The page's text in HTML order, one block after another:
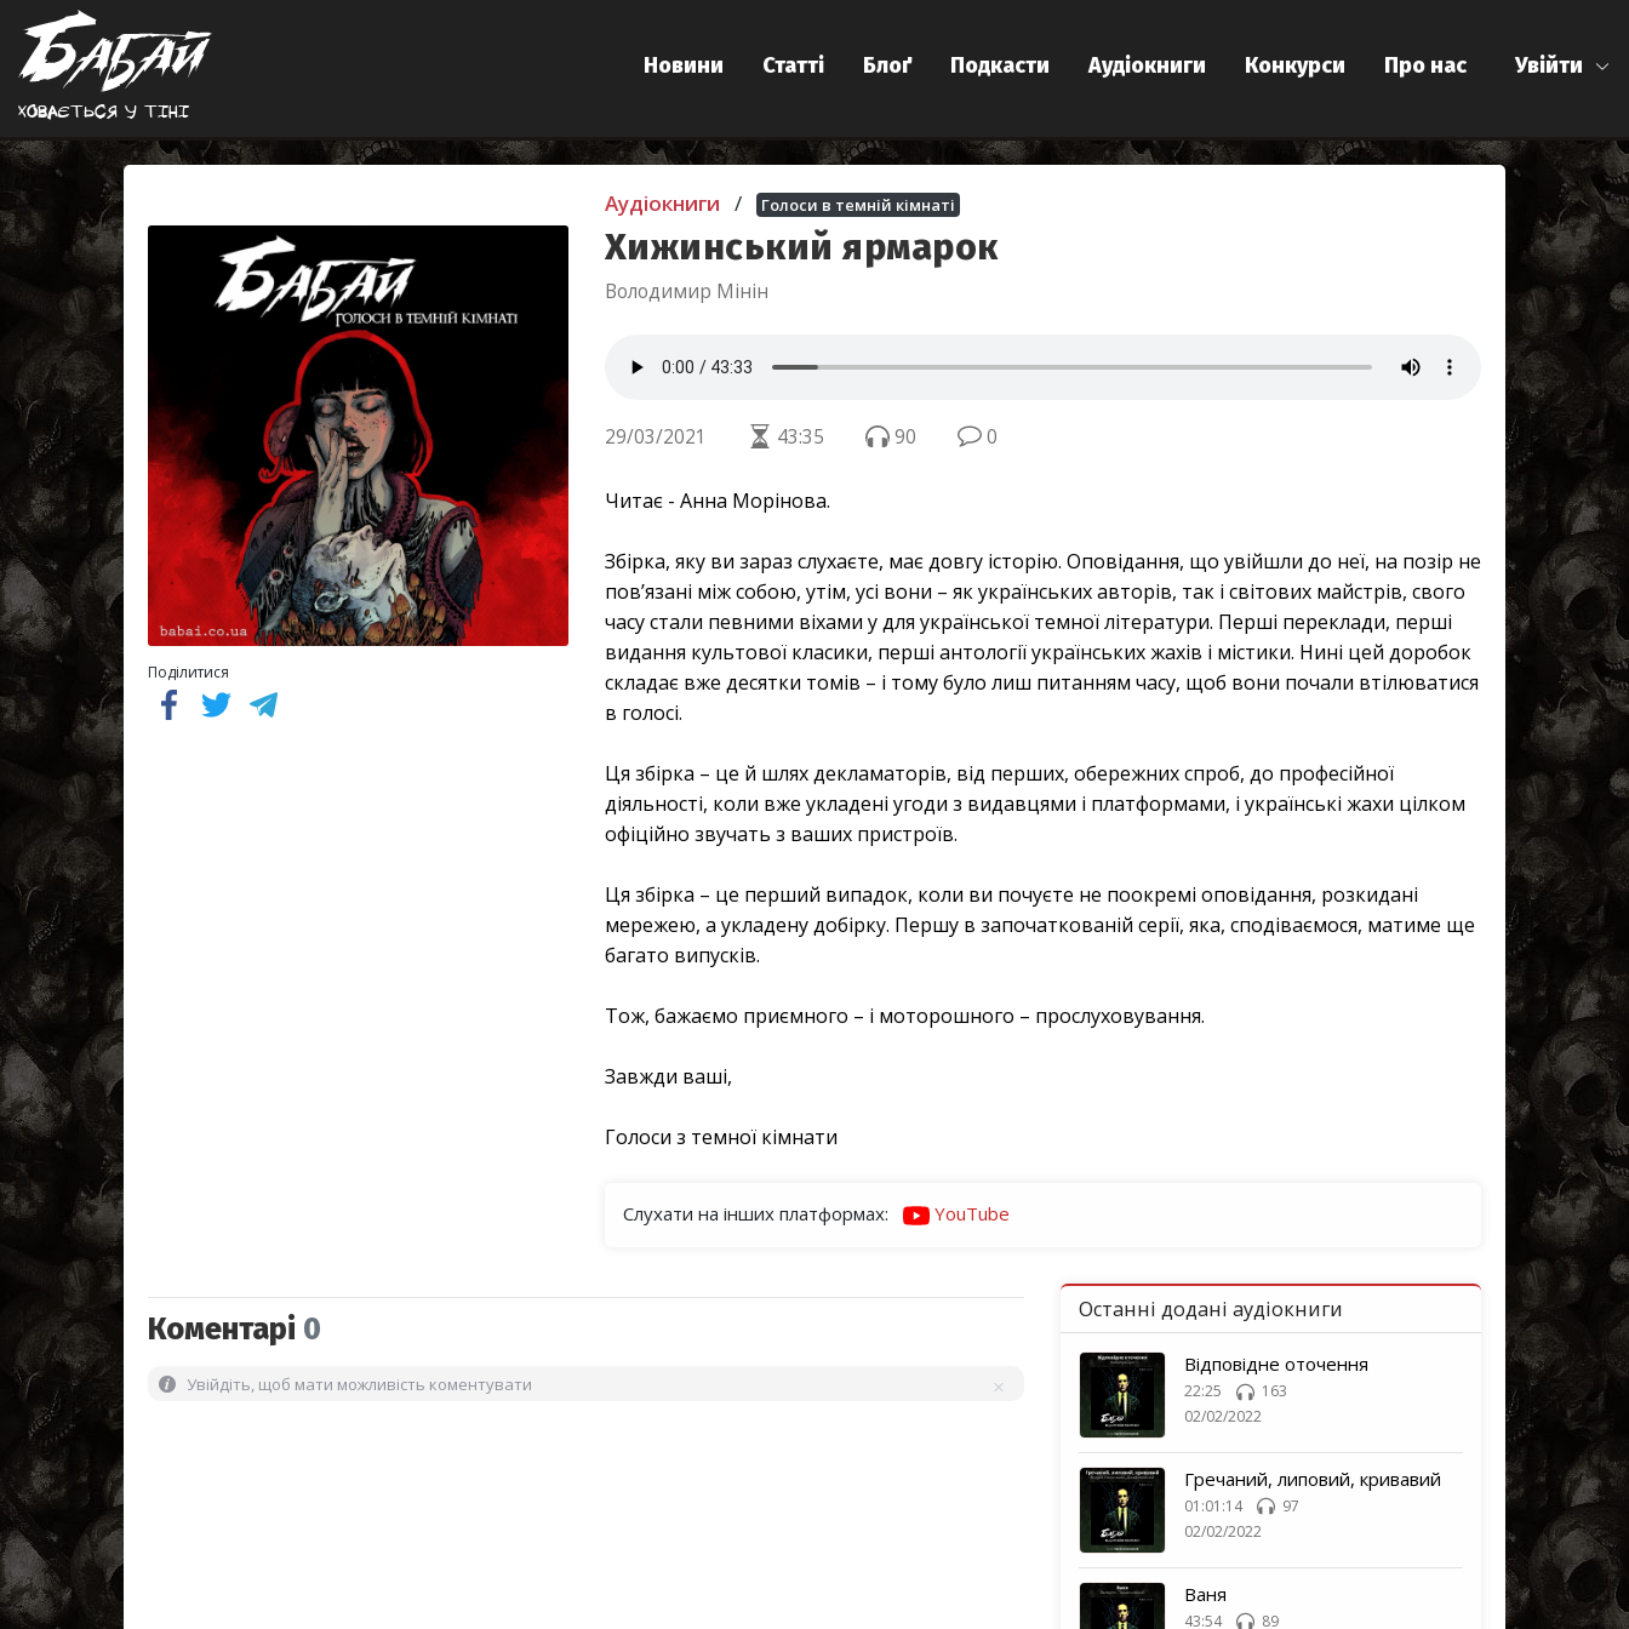
Ховається у тiнi
Увійти
Новини Статті Блоґ Подкасти Аудіокниги Конкурси Про нас
Аудіокниги / Голоси в темній кімнаті
Поділитися
Хижинський ярмарок
Володимир Мінін
29/03/2021 43:35 90 0
Читає - Анна Морінова.
Збірка, яку ви зараз слухаєте, має довгу історію. Оповідання, що увійшли до неї, на позір не
пов’язані між собою, утім, усі вони – як українських авторів, так і світових майстрів, свого
часу стали певними віхами у для української темної літератури. Перші переклади, перші
видання культової класики, перші антології українських жахів і містики. Нині цей доробок
складає вже десятки томів – і тому було лиш питанням часу, щоб вони почали втілюватися
в голосі.
Ця збірка – це й шлях декламаторів, від перших, обережних спроб, до професійної
діяльності, коли вже укладені угоди з видавцями і платформами, і українські жахи цілком
офіційно звучать з ваших пристроїв.
Ця збірка – це перший випадок, коли ви почуєте не поокремі оповідання, розкидані
мережею, а укладену добірку. Першу в започаткованій серії, яка, сподіваємося, матиме ще
багато випусків.
Тож, бажаємо приємного – і моторошного – прослуховування.
Завжди ваші,
Голоси з темної кімнати
Слухати на інших платформах: YouTube
Коментарі 0
Увійдіть, щоб мати можливість коментувати
Останні додані аудіокниги
Відповідне оточення
22:25
163
02/02/2022
Гречаний, липовий, кривавий
01:01:14
97
02/02/2022
Ваня
43:54 89